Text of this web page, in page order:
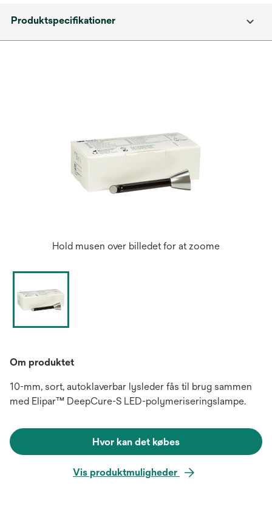
Produktspecifikationer
Hold musen over billedet for at zoome
Om produktet
10-mm, sort, autoklaverbar lysleder fås til brug sammen
med Elipar™ DeepCure-S LED-polymeriseringslampe.
Hvor kan det købes
Vis produktmuligheder